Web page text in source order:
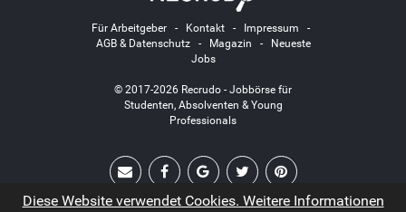
Für Arbeitgeber- Kontakt- Impressum -
AGB & Datenschutz- Magazin -
Neueste
Jobs
© 2017-2026 Recrudo - Jobbörse für
Studenten, Absolventen & Young
Professionals
Diese Website verwendet Cookies. Weitere Informationen